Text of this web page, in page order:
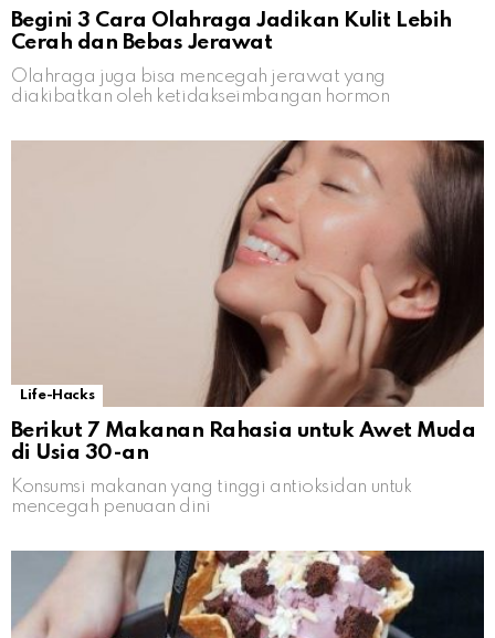
Begini 3 Cara Olahraga Jadikan Kulit Lebih
Cerah dan Bebas Jerawat
Olahraga juga bisa mencegah jerawat yang
diakibatkan oleh ketidakseimbangan hormon
Life-Hacks
Berikut 7 Makanan Rahasia untuk Awet Muda
di Usia 30-an
Konsumsi makanan yang tinggi antioksidan untuk
mencegah penuaan dini